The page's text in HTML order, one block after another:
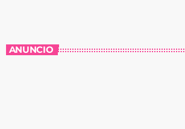
ANUNCIO